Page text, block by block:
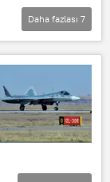
Daha fazlası 7